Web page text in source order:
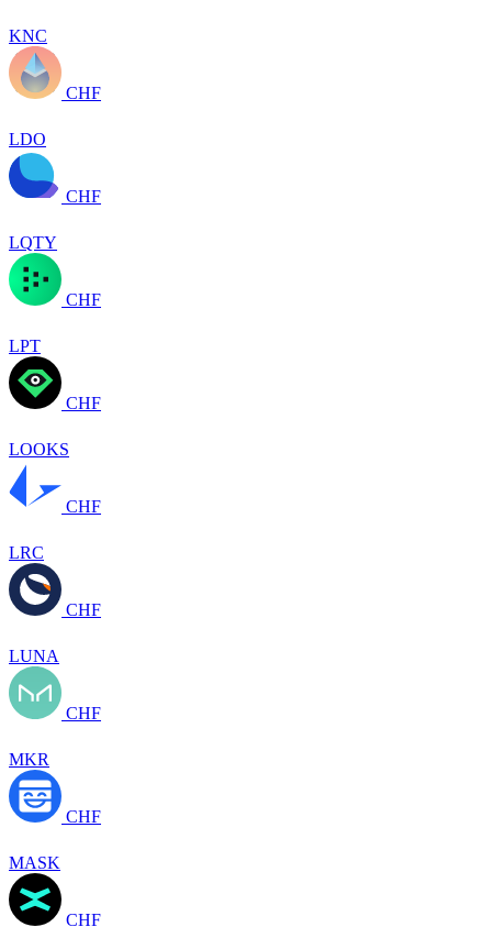
KNC
CHF
LDO
CHF
LQTY
CHF
LPT
CHF
LOOKS
CHF
LRC
CHF
LUNA
CHF
MKR
CHF
MASK
CHF